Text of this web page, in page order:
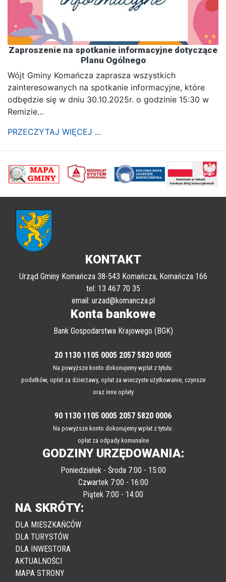
Zaproszenie na spotkanie informacyjne dotyczące
Planu Ogólnego
Wójt Gminy Komańcza zaprasza wszystkich
zainteresowanych na spotkanie informacyjne, które
odbędzie się w dniu 30.10.2025r. o godzinie 15:30 w
Remizie…
PRZECZYTAJ WIĘCEJ ...
poprzednii
KONTAKT
Urząd Gminy Komańcza 38-543 Komańcza, Komańcza 166
tel: 13 467 70 35
email: urzad@komancza.pl
Konta bankowe
Bank Gospodarstwa Krajowego (BGK)
20 1130 1105 0005 2057 5820 0005
Na powyższe konto dokonujemy wpłat z tytułu:
podatków, opłat za dzierżawy, opłat za wieczyste użytkowanie, czynsze
oraz inne opłaty
90 1130 1105 0005 2057 5820 0006
Na powyższe konto dokonujemy wpłat z tytułu:
opłat za odpady komunalne
GODZINY URZĘDOWANIA:
Poniedziałek - Środa 7:00 - 15:00
Czwartek 7:00 - 16:00
Piątek 7:00 - 14:00
NA SKRÓTY:
DLA MIESZKAŃCÓW
DLA TURYSTÓW
DLA INWESTORA
AKTUALNOŚCI
MAPA STRONY